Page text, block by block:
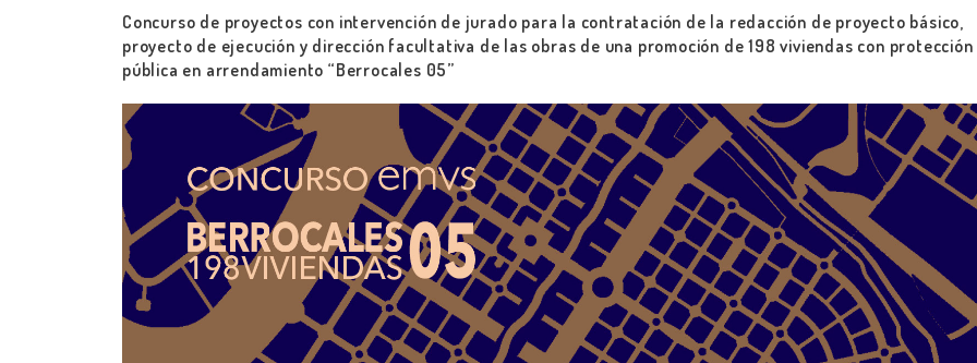
Concurso de proyectos con intervención de jurado para la contratación de la redacción de proyecto básico,
proyecto de ejecución y dirección facultativa de las obras de una promoción de 198 viviendas con protección
pública en arrendamiento “Berrocales 05”